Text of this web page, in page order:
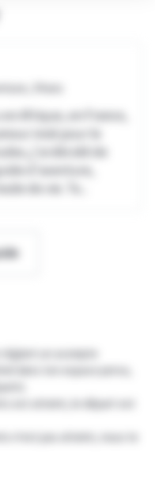
34 ans
Afrique, en France,
inné pour le
j'ai décidé de
d'aventure,
de vie. To...
un acompte